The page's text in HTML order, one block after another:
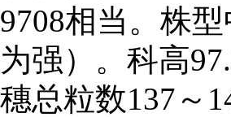
9708相当。株
为强）。科高
穗总粒数137～